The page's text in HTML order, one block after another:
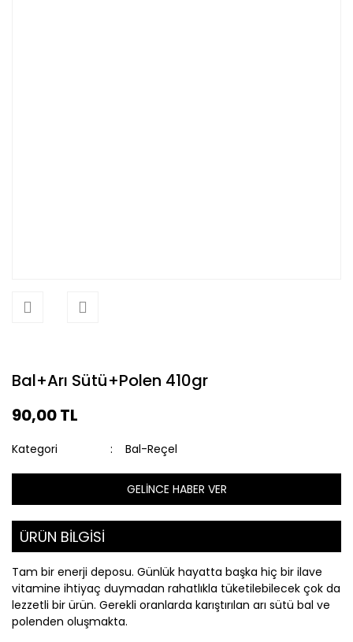
Bal+Arı Sütü+Polen 410gr
90,00 TL
Kategori Bal-Reçel
GELİNCE HABER VER
ÜRÜN BİLGİSİ
Tam bir enerji deposu. Günlük hayatta başka hiç bir ilave
vitamine ihtiyaç duymadan rahatlıkla tüketilebilecek çok da
lezzetli bir ürün. Gerekli oranlarda karıştırılan arı sütü bal ve
polenden oluşmakta.